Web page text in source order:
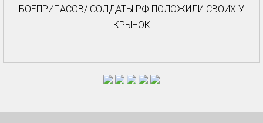
БОЕПРИПАСОВ/ СОЛДАТЫ РФ ПОЛОЖИЛИ СВОИХ У
КРЫНОК